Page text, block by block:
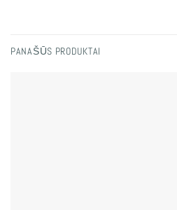
PANAŠŪS PRODUKTAI